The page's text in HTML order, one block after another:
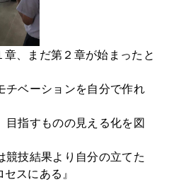
、まだ第２章が始まったと
チベーションを自分で作れ
目指すものの見える化を図
競技結果より自分の立てた
スにある』